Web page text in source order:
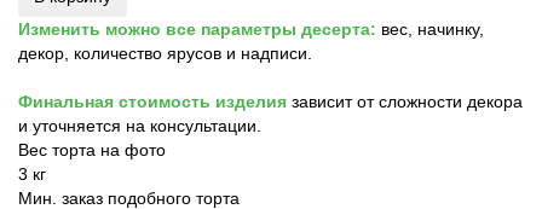
Изменить можно все параметры десерта: вес, начинку,
декор, количество ярусов и надписи.
Финальная стоимость изделия зависит от сложности декора
и уточняется на консультации.
Вес торта на фото
3 кг
Мин. заказ подобного торта